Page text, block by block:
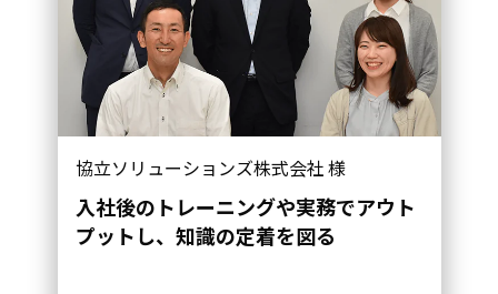
協立ソリューションズ株式会社 様
入社後のトレーニングや実務でアウト
プットし、知識の定着を図る